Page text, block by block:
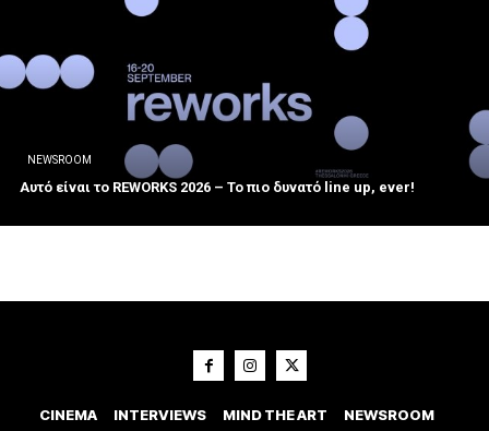
NEWSROOM
Αυτό είναι το REWORKS 2026 – Το πιο δυνατό line up, ever!
CINEMA INTERVIEWS MIND THE ART
NEWSROOM